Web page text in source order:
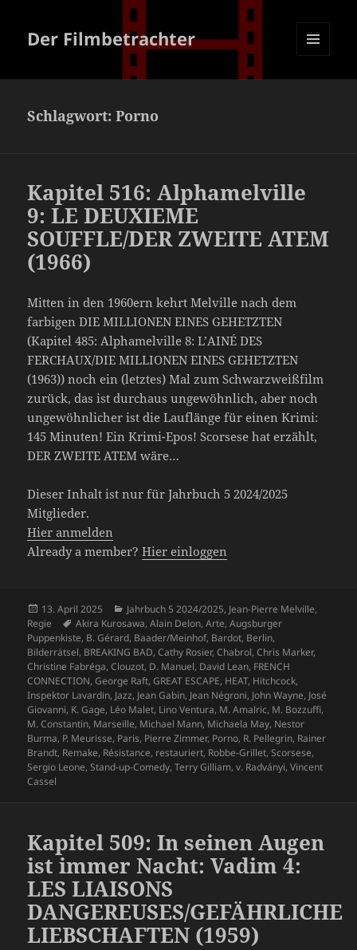
Der Filmbetrachter
Schlagwort:Porno
Kapitel 516: Alphamelville
9: LE DEUXIEME
SOUFFLE/DER ZWEITE ATEM
(1966)
Mitten in den 1960ern kehrt Melville nach dem
farbigen DIE MILLIONEN EINES GEHETZTEN
(Kapitel 485: Alphamelville 8: L’AINÉ DES
FERCHAUX/DIE MILLIONEN EINES GEHETZTEN
(1963)) noch ein (letztes) Mal zum Schwarzweißfilm
zurück, das ist durchaus ungewöhnlich, aber noch
ungewöhnlicher ist die Lauflänge für einen Krimi:
145 Minuten! Ein Krimi-Epos! Scorsese hat erzählt,
DER ZWEITE ATEM wäre…
Dieser Inhalt ist nur für Jahrbuch 5 2024/2025
Mitglieder.
Hier anmelden
Already a member?Hier einloggen
Veröffentlicht
am
13. April 2025 Kategorien
Jahrbuch 5 2024/2025, Jean-Pierre Melville,
Regie
Schlagwörter
Akira Kurosawa,Alain Delon,Arte,Augsburger
Puppenkiste, B. Gérard, Baader/Meinhof, Bardot, Berlin,
Bilderrätsel, BREAKING BAD,Cathy Rosier,Chabrol,Chris Marker,
Christine Fabréga,Clouzot, D. Manuel, David Lean, FRENCH
CONNECTION,George Raft,GREAT ESCAPE, HEAT, Hitchcock,
Inspektor Lavardin, Jazz, Jean Gabin, Jean Négroni, John Wayne, José
Giovanni, K. Gage, Léo Malet, Lino Ventura, M. Amalric, M. Bozzuffi,
M. Constantin, Marseille, Michael Mann, Michaela May, Nestor
Burma, P. Meurisse, Paris, Pierre Zimmer, Porno, R. Pellegrin, Rainer
Brandt, Remake, Résistance, restauriert, Robbe-Grillet,Scorsese,
Sergio Leone,Stand-up-Comedy,Terry Gilliam,v. Radványi,Vincent
Cassel
Kapitel 509: In seinen Augen
ist immer Nacht: Vadim 4:
LES LIAISONS
DANGEREUSES/GEFÄHRLICHE
LIEBSCHAFTEN (1959)